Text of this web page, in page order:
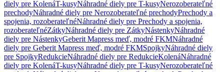
diely pre KolenáT-kusyNáhradné diely pre T-kusyNerozoberateľné
prechodyNáhradné diely pre Nerozoberateľné prechodyPrechody a
spojenia, rozoberateľnéNáhradné diely pre Prechody a spojenia,
rozoberateľnéZátkyNáhradné diely pre ZátkyNástenkyNáhradné
diely pre NástenkyGeberit Mapress meď, modré FKMNáhradné
diely pre Geberit Mapress meď, modré FKMSpojkyNáhradné diely
pre SpojkyRedukcieNáhradné diely pre RedukcieKolenáNáhradné
diely pre KolenáT-kusyNáhradné diely pre T-kusyNerozoberateľné